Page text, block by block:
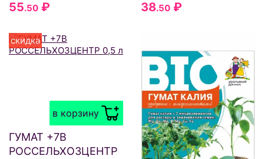
55.50 ₽ 38.50 ₽
в корзину
скидка
ГУМАТ +7В
РОССЕЛЬХОЗЦЕНТР